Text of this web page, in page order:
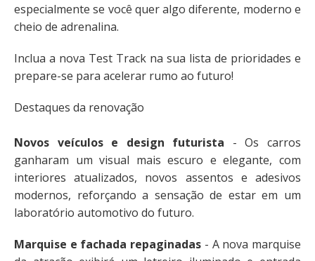
especialmente se você quer algo diferente, moderno e
cheio de adrenalina.
Inclua a nova Test Track na sua lista de prioridades e
prepare-se para acelerar rumo ao futuro!
Destaques da renovação
Novos veículos e design futurista - Os carros
ganharam um visual mais escuro e elegante, com
interiores atualizados, novos assentos e adesivos
modernos, reforçando a sensação de estar em um
laboratório automotivo do futuro.
Marquise e fachada repaginadas - A nova marquise